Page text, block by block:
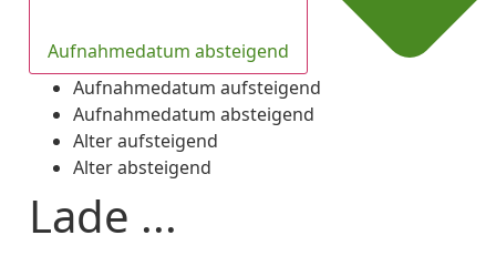
Aufnahmedatum absteigend
Aufnahmedatum aufsteigend
Aufnahmedatum absteigend
Alter aufsteigend
Alter absteigend
Lade ...